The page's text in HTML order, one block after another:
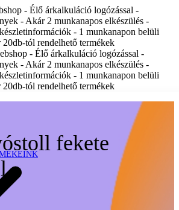
- Élő árkalkuláció logózással -
- Akár 2 munkanapos elkészülés -
- 1 munkanapon belüli
tól rendelhető termékek
- Élő árkalkuláció logózással -
- Akár 2 munkanapos elkészülés -
- 1 munkanapon belüli
tól rendelhető termékek
fekete